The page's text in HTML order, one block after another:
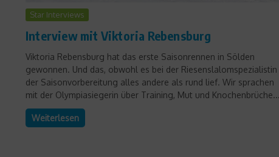
Star Interviews
Interview mit Viktoria Rebensburg
Viktoria Rebensburg hat das erste Saisonrennen in Sölden
gewonnen. Und das, obwohl es bei der Riesenslalomspezialistin
der Saisonvorbereitung alles andere als rund lief. Wir sprachen
mit der Olympiasiegerin über Training, Mut und
Weiterlesen